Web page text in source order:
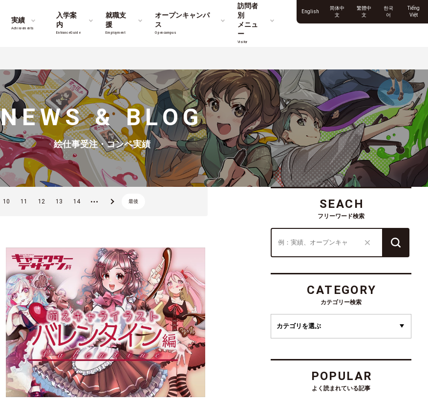
実績
Achievements
入学案
内
Entrance Guide
就職支
援
Employment
オープンキャンパ
ス
Opencampus
訪問者
別
メニュ
ー
Visitor
English
简体中
文
繁體中
文
한국
어
Tiếng
Việt
NEWS & BLOG
絵仕事受注・コンペ実績
10 11 12 13 14 ... » 最後 SEACH
フリーワード検索
CATEGORY
カテゴリー検索
POPULAR
よく読まれている記事